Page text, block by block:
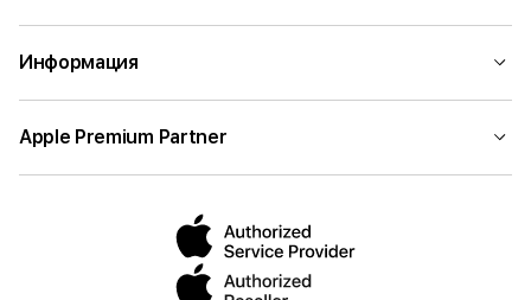
Информация
Apple Premium Partner